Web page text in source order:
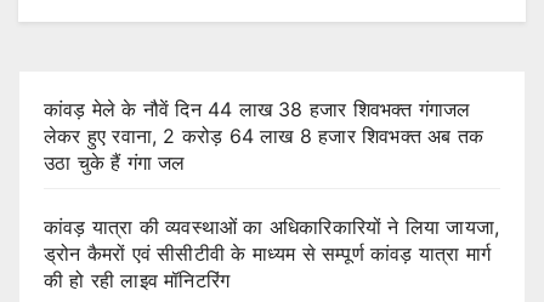
कांवड़ मेले के नौवें दिन 44 लाख 38 हजार शिवभक्त गंगाजल
लेकर हुए रवाना, 2 करोड़ 64 लाख 8 हजार शिवभक्त अब तक
उठा चुके हैं गंगा जल
कांवड़ यात्रा की व्यवस्थाओं का अधिकारिकारियों ने लिया जायजा,
ड्रोन कैमरों एवं सीसीटीवी के माध्यम से सम्पूर्ण कांवड़ यात्रा मार्ग
की हो रही लाइव मॉनिटरिंग